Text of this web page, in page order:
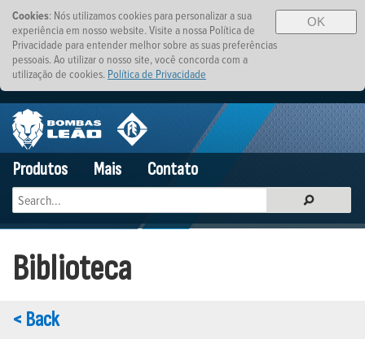
OK
Cookies: Nós utilizamos cookies para personalizar a sua
experiência em nosso website. Visite a nossa Política de
Privacidade para entender melhor sobre as suas preferências
pessoais. Ao utilizar o nosso site, você concorda com a
utilização de cookies. Política de Privacidade
Produtos Mais Contato
Biblioteca
< Back